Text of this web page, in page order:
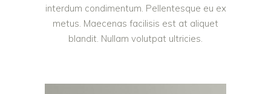
interdum condimentum. Pellentesque eu ex
metus. Maecenas facilisis est at aliquet
blandit. Nullam volutpat ultricies.